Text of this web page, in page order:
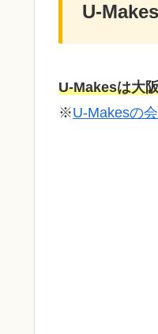
U-
U-Makesは大
※U-Makesの